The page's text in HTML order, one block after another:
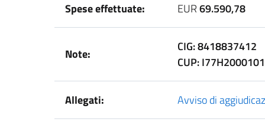
Spese effettuate: EUR69.590,78
Note:
CIG: 8418837412
CUP:
Allegati: Avviso di